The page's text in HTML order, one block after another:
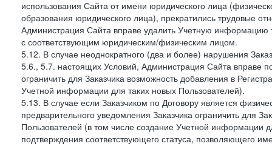
использования Сайта от имени юридического лица
образования юридического лица), прекратились трудовые
Администрация Сайта вправе удалить Учетную информацию
с соответствующим юридическим/физическим лицом.
5.12. В случае неоднократного (два и более) нарушения
5.6., 5.7. настоящих Условий, Администрация Сайта вправе
ограничить для Заказчика возможность добавления в
Учетной информации для таких новых Пользователей).
5.13. В случае если Заказчиком по Договору является
предварительного уведомления Заказчика ограничить для
Пользователей (в том числе создание Учетной информации
подтверждения соответствующего статуса, позволяющего